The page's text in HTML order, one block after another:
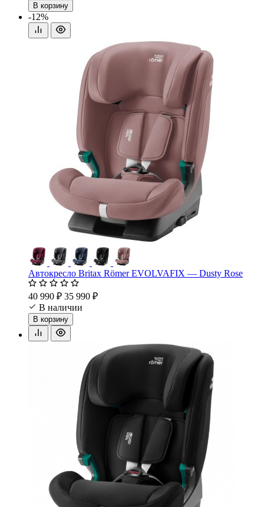
В корзину
-12%
Автокресло Britax Römer EVOLVAFIX — Dusty Rose
40 990 ₽ 35 990 ₽
В наличии
В корзину